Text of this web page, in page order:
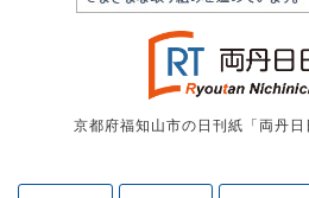
京都府福知山市の日刊紙「両丹